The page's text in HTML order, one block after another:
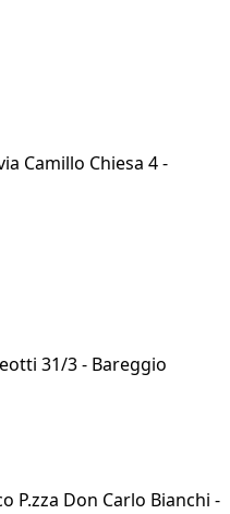
Camillo Chiesa 4 -
31/3 - Bareggio
Don Carlo Bianchi -